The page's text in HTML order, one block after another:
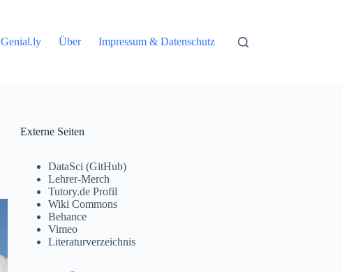
Genial.ly Über Impressum & Datenschutz
Externe Seiten
DataSci (GitHub)
Lehrer-Merch
Tutory.de Profil
Wiki Commons
Behance
Vimeo
Literaturverzeichnis